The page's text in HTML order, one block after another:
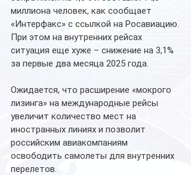
миллиона человек, как сообщает
«Интерфакс» с ссылкой на Росавиацию.
При этом на внутренних рейсах
ситуация еще хуже – снижение на 3,1%
за первые два месяца 2025 года.
Ожидается, что расширение «мокрого
лизинга» на международные рейсы
увеличит количество мест на
иностранных линиях и позволит
российским авиакомпаниям
освободить самолеты для внутренних
перелетов.